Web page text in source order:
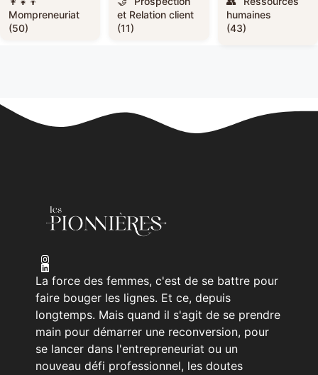
Mompreneuriat
(50)
et Relation client
(11)
humaines
(43)
La force des femmes, c'est de se battre pour
faire bouger les lignes. Et ce, depuis
longtemps. Mais quand il s'agit de se prendre
main pour démarrer une reconversion, pour
se lancer dans l'entrepreneuriat ou un
nouveau défi professionnel, les doutes